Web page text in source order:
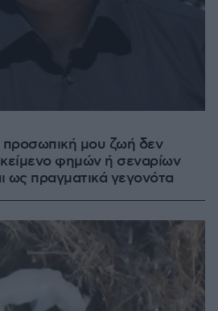
προσωπική μου ζωή δεν
φημών ή σεναρίων
ως πραγματικά γεγονότα